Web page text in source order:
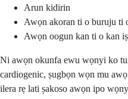
Arun kidirin
Awọn akoran ti o buruju ti
Awọn oogun kan ti o kan
Ni awọn okunfa ewu wọnyi ko
cardiogenic, ṣugbọn wọn mu
ilera rẹ lati ṣakoso awọn ipo